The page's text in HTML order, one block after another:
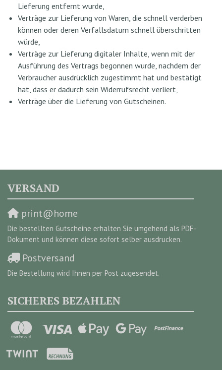
Lieferung entfernt wurde,
Verträge zur Lieferung von Waren, die schnell verderben
können oder deren Verfallsdatum schnell überschritten
würde,
Verträge zur Lieferung digitaler Inhalte, wenn mit der
Ausführung des Vertrags begonnen wurde, nachdem der
Verbraucher ausdrücklich zugestimmt hat und bestätigt
hat, dass er dadurch sein Widerrufsrecht verliert,
Verträge über die Lieferung von Gutscheinen.
VERSAND
print@home
Die bestellten Gutscheine erhalten Sie umgehend als PDF-
Dokument und können diese sofort selber ausdrucken.
Postversand
Die Bestellung wird Ihnen per Post zugesendet.
SICHERES BEZAHLEN